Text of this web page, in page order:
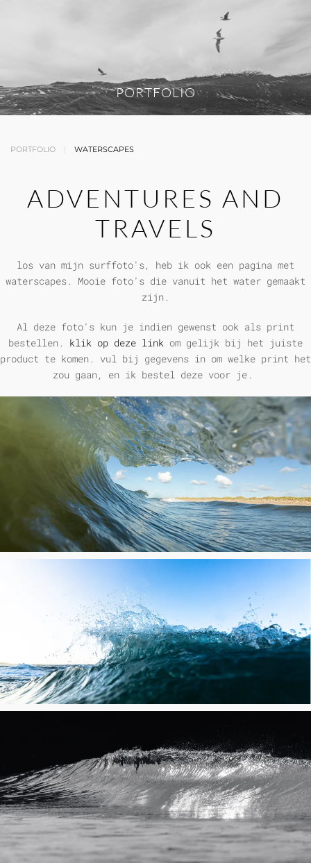
PORTFOLIO
PORTFOLIO WATERSCAPES
ADVENTURES AND
TRAVELS
los van mijn surffoto's, heb ik ook een pagina met
waterscapes. Mooie foto's die vanuit het water gemaakt
zijn.
Al deze foto's kun je indien gewenst ook als print
bestellen. klik op deze link om gelijk bij het juiste
product te komen. vul bij gegevens in om welke print het
zou gaan, en ik bestel deze voor je.